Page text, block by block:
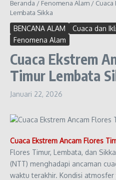
Beranda / Fenomena Alam /
Lembata Sikka
BENCANA ALAM Cuaca dan
Fenomena Alam
Cuaca Ekstrem
Timur Lembata
Januari 22, 2026
Cuaca Ekstrem Ancam Flores
Flores Timur, Lembata, dan
(NTT) menghadapi ancaman
waktu terakhir. Kondisi